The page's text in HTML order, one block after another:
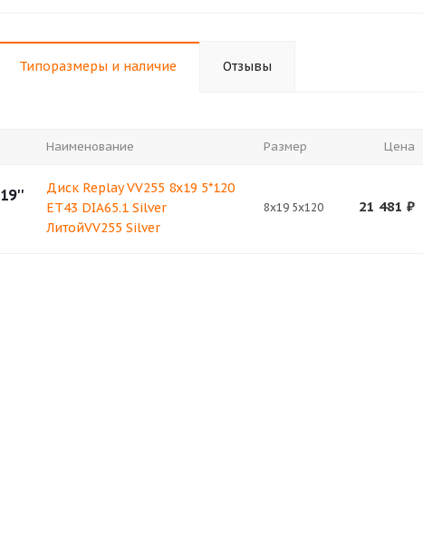
Типоразмеры и наличие Отзывы
Наименование Размер Цена
19''
Диск Replay VV255 8x19 5*120
ET43 DIA65.1 Silver
ЛитойVV255 Silver
8x19 5x120 21 481 ₽